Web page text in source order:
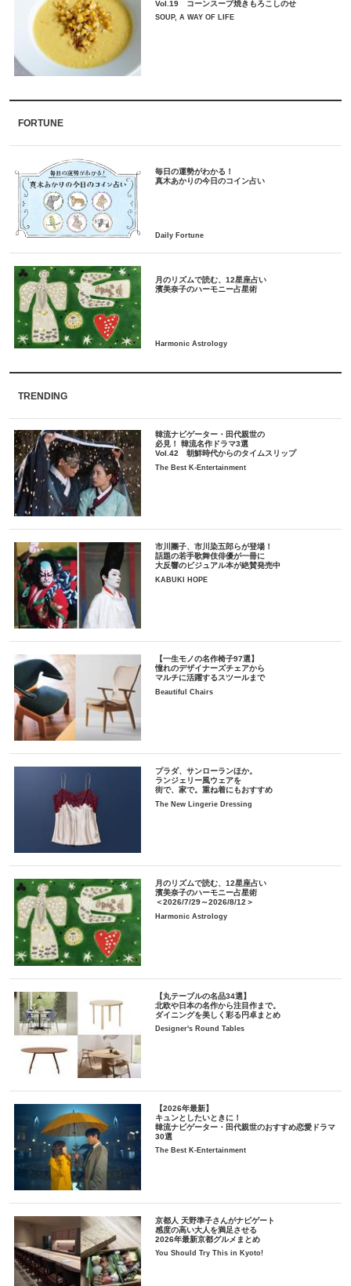
Vol.19 コーンスープ焼きもろこしのせ
SOUP, A WAY OF LIFE
FORTUNE
毎日の運勢がわかる！
月のリズムで読む、12星座占い
TRENDING
韓流ナビゲーター・田代親世の
必見！ 韓流名作ドラマ3選
Vol.42 朝鮮時代からのタイムスリップ
The Best K-Entertainment
市川團子、市川染五郎らが登場！
話題の若手歌舞伎俳優が一冊に
大反響のビジュアル本が絶賛発売中
KABUKI HOPE
【一生モノの名作椅子97選】
憧れのデザイナーズチェアから
マルチに活躍するスツールまで
Beautiful Chairs
プラダ、サンローランほか。
ランジェリー風ウェアを
街で、家で。重ね着にもおすすめ
The New Lingerie Dressing
月のリズムで読む、12星座占い
濱美奈子のハーモニー占星術
＜2026/7/29～2026/8/12＞
Harmonic Astrology
【丸テーブルの名品34選】
北欧や日本の名作から注目作まで。
ダイニングを美しく彩る円卓まとめ
Designer's Round Tables
【2026年最新】
キュンとしたいときに！
韓流ナビゲーター・田代親世のおすすめ恋愛ドラマ
30選
The Best K-Entertainment
京都人 天野準子さんがナビゲート
感度の高い大人を満足させる
2026年最新京都グルメまとめ
You Should Try This in Kyoto!